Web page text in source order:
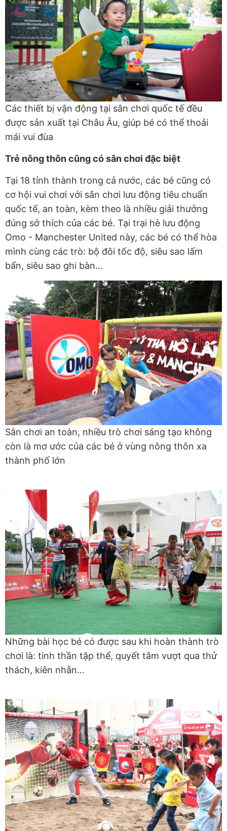
Các thiết bị vận động tại sân chơi quốc tế đều
được sản xuất tại Châu Âu, giúp bé có thể thoải
mái vui đùa
Trẻ nông thôn cũng có sân chơi đặc biệt
Tại 18 tỉnh thành trong cả nước, các bé cũng có
cơ hội vui chơi với sân chơi lưu động tiêu chuẩn
quốc tế, an toàn, kèm theo là nhiều giải thưởng
đúng sở thích của các bé. Tại trại hè lưu động
Omo - Manchester United này, các bé có thể hòa
mình cùng các trò: bộ đôi tốc độ, siêu sao lấm
bẩn, siêu sao ghi bàn…
Sân chơi an toàn, nhiều trò chơi sáng tạo không
còn là mơ ước của các bé ở vùng nông thôn xa
thành phố lớn
Những bài học bé có được sau khi hoàn thành trò
chơi là: tinh thần tập thể, quyết tâm vượt qua thử
thách, kiên nhẫn…